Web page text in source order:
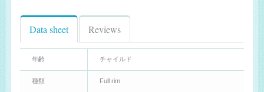
Data sheet Reviews
年齢 チャイルド
種類 Full rim